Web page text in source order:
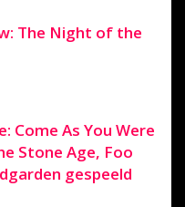
The Night of the
Come As You Were
Stone Age, Foo
gespeeld